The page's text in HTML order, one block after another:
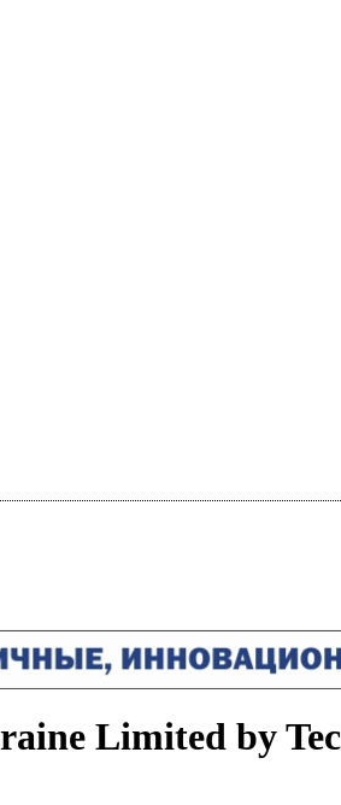
Limited by